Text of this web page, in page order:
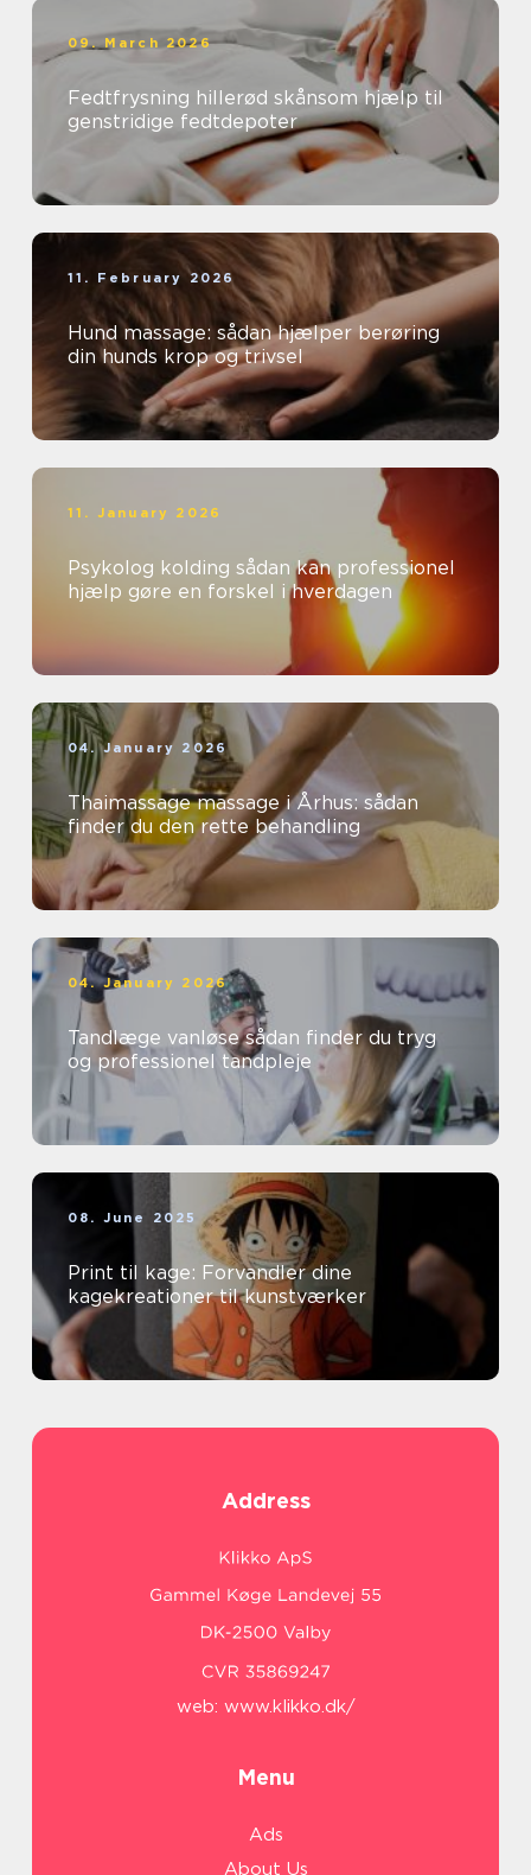
09. March 2026
Fedtfrysning hillerød skånsom hjælp til
genstridige fedtdepoter
11. February 2026
Hund massage: sådan hjælper berøring
din hunds krop og trivsel
11. January 2026
Psykolog kolding sådan kan professionel
hjælp gøre en forskel i hverdagen
04. January 2026
Thaimassage massage i Århus: sådan
finder du den rette behandling
04. January 2026
Tandlæge vanløse sådan finder du tryg
og professionel tandpleje
08. June 2025
Print til kage: Forvandler dine
kagekreationer til kunstværker
Address
web: www.klikko.dk/
Menu
Ads
About Us